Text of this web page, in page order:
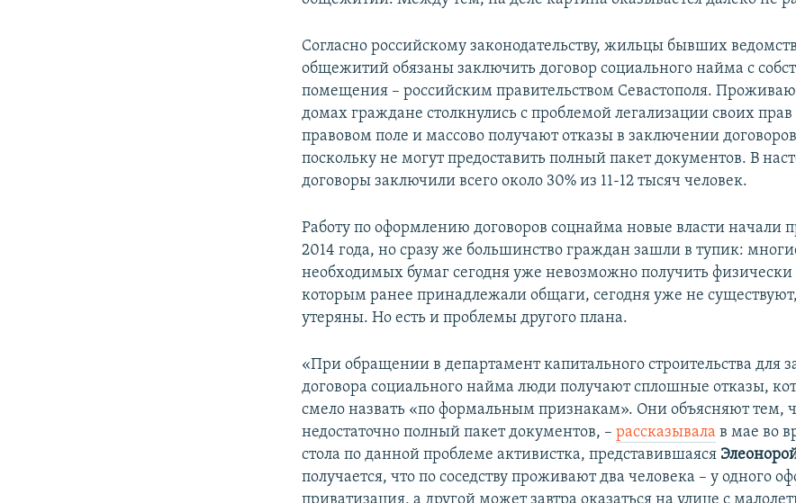
Согласно российскому законодательству, жильцы бывших
общежитий обязаны заключить договор социального найма с
помещения – российским правительством Севастополя.
домах граждане столкнулись с проблемой легализации своих
правовом поле и массово получают отказы в заключении
поскольку не могут предоставить полный пакет документов. В
договоры заключили всего около 30% из 11-12 тысяч человек.
Работу по оформлению договоров соцнайма новые власти начали
2014 года, но сразу же большинство граждан зашли в тупик:
необходимых бумаг сегодня уже невозможно получить физически
которым ранее принадлежали общаги, сегодня уже не
утеряны. Но есть и проблемы другого плана.
«При обращении в департамент капитального строительства для
договора социального найма люди получают сплошные отказы,
смело назвать «по формальным признакам». Они объясняют тем,
недостаточно полный пакет документов, –рассказывала в мае во
стола по данной проблеме активистка, представившаяся
получается, что по соседству проживают два человека – у одного